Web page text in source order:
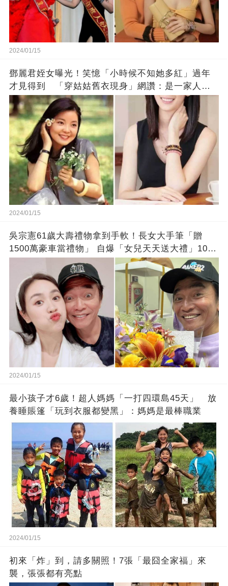
2024/01/15
鄧麗君姪女曝光！笑憶「小時候不知她多紅」過年
才見得到 「穿姑姑舊衣現身」網讚：是一家人沒
錯!
2024/01/15
吳宗憲61歲大壽禮物拿到手軟！長女大手筆「贈
1500萬豪車當禮物」 自爆「女兒天天送大禮」10年
徒弟也不甘示弱!
2024/01/15
最小孩子才6歲！超人媽媽「一打四環島45天」 放
養睡賬篷「玩到衣服都變黑」：媽媽是最棒職業
2024/01/15
初來「炸」到，請多關照！7張「最囧全家福」來
襲，張張都有亮點